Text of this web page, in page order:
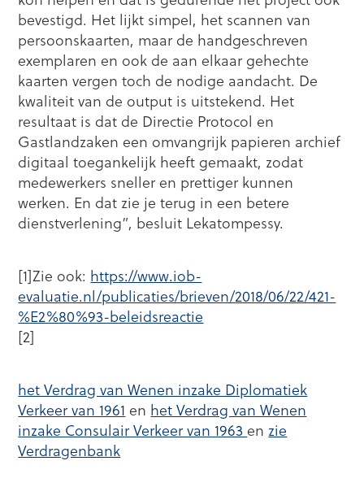
bevestigd. Het lijkt simpel, het scannen van
persoonskaarten, maar de handgeschreven
exemplaren en ook de aan elkaar gehechte
kaarten vergen toch de nodige aandacht. De
kwaliteit van de output is uitstekend. Het
resultaat is dat de Directie Protocol en
Gastlandzaken een omvangrijk papieren archief
digitaal toegankelijk heeft gemaakt, zodat
medewerkers sneller en prettiger kunnen
werken. En dat zie je terug in een betere
dienstverlening”, besluit Lekatompessy.
[1]Zie ook: https://www.iob-
evaluatie.nl/publicaties/brieven/2018/06/22/421-
%E2%80%93-beleidsreactie
[2]
het Verdrag van Wenen inzake Diplomatiek
Verkeer van 1961 en het Verdrag van Wenen
inzake Consulair Verkeer van 1963en zie
Verdragenbank